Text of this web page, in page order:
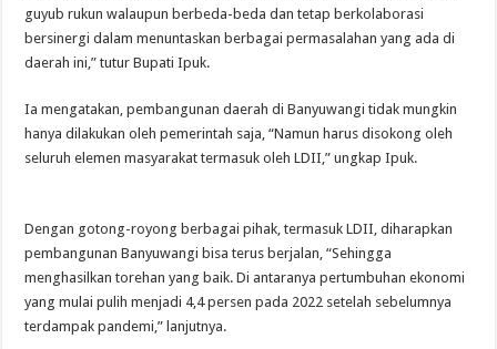
guyub rukun walaupun berbeda-beda dan tetap berkolaborasi
bersinergi dalam menuntaskan berbagai permasalahan yang ada di
daerah ini,” tutur Bupati Ipuk.
Ia mengatakan, pembangunan daerah di Banyuwangi tidak mungkin
hanya dilakukan oleh pemerintah saja, “Namun harus disokong oleh
seluruh elemen masyarakat termasuk oleh LDII,” ungkap Ipuk.
Dengan gotong-royong berbagai pihak, termasuk LDII, diharapkan
pembangunan Banyuwangi bisa terus berjalan, “Sehingga
menghasilkan torehan yang baik. Di antaranya pertumbuhan ekonomi
yang mulai pulih menjadi 4,4 persen pada 2022 setelah sebelumnya
terdampak pandemi,” lanjutnya.